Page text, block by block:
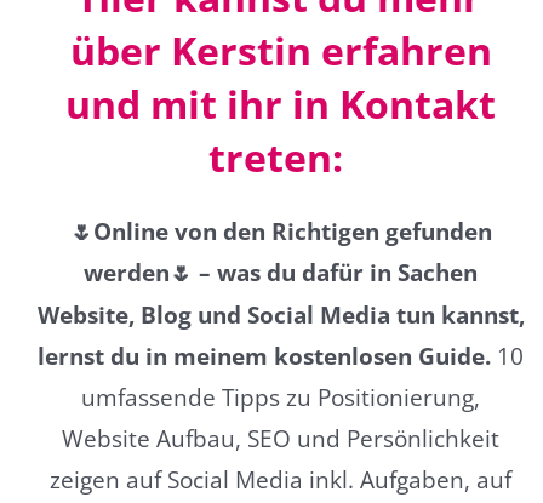
über Kerstin erfahren
und mit ihr in Kontakt
treten:
🌷Online von den Richtigen gefunden
werden🌷 – was du dafür in Sachen
Website, Blog und Social Media tun kannst,
lernst du in meinem kostenlosen Guide. 10
umfassende Tipps zu Positionierung,
Website Aufbau, SEO und Persönlichkeit
zeigen auf Social Media inkl. Aufgaben, auf